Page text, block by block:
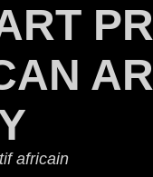
africain